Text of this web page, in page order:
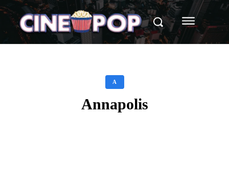
A
Annapolis